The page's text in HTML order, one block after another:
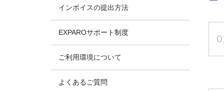
インボイスの提出方法
EXPAROサポート制度
ご利用環境について
よくあるご質問